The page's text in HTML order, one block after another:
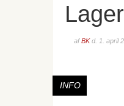
afBKd. 1. april
INFO